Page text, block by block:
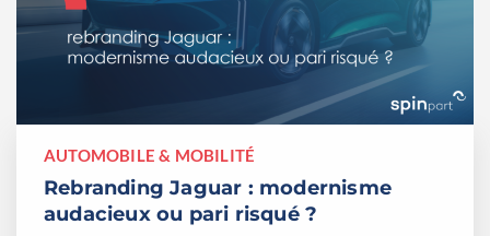
AUTOMOBILE & MOBILITÉ
Rebranding Jaguar : modernisme
audacieux ou pari risqué ?